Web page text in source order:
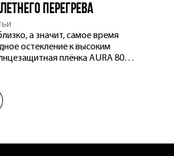
перегрева
а значит, самое время
остекление к высоким
плёнка AURA 80
энергию ещё до нагрева стекла,
внешний вид здания.
это решение выбирают для
и коммерческих объектов.